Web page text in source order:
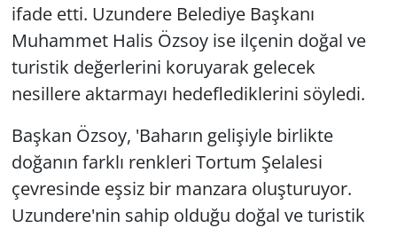
ifade etti. Uzundere Belediye Başkanı
Muhammet Halis Özsoy ise ilçenin doğal ve
turistik değerlerini koruyarak gelecek
nesillere aktarmayı hedeflediklerini söyledi.
Başkan Özsoy, 'Baharın gelişiyle birlikte
doğanın farklı renkleri Tortum Şelalesi
çevresinde eşsiz bir manzara oluşturuyor.
Uzundere'nin sahip olduğu doğal ve turistik